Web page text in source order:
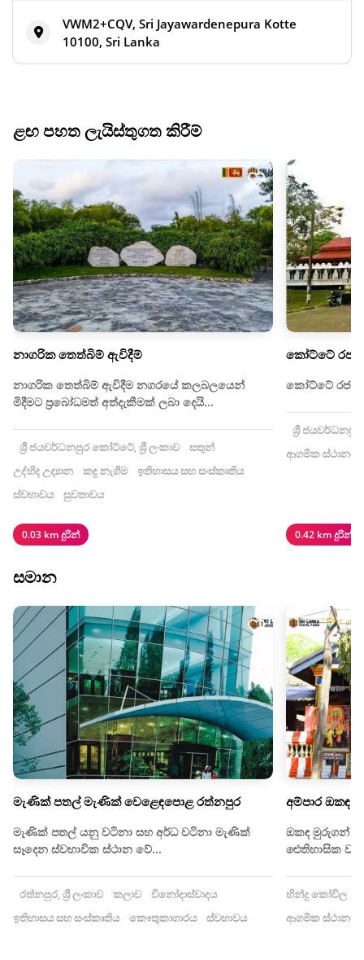
VWM2+CQV, Sri Jayawardenepura Kotte
10100, Sri Lanka
ළඟ පහත ලැයිස්තුගත කිරීම්
නාගරික තෙත්බිම් ඇවිදීම්
නාගරික තෙත්බිම් ඇවිදීම නගරයේ කලබලයෙන්
මිදීමට ප්‍රබෝධමත් අත්දැකීමක් ලබා දෙයි...
ශ්‍රී ජයවර්ධනපුර කෝට්ටේ, ශ්‍රී ලංකාව
සතුන්
උද්භිද උද්‍යාන
කඳු නැගීම
ඉතිහාසය සහ සංස්කෘතිය
ස්වභාවය
සුවතාවය
0.03 km දුරින්
කෝට්ටේ
කෝට්ටේ
ශ්‍රී
ආගමික ස්ථානය
0.42 km දුරින්
සමාන
මැණික් පතල් මැණික් වෙළෙඳපොළ රත්නපුර
මැණික් පතල් යනු වටිනා සහ අර්ධ වටිනා මැණික්
සෑදෙන ස්වභාවික ස්ථාන වේ...
රත්නපුර, ශ්‍රී ලංකාව කලාව
විනෝදාස්වාදය
ඉතිහාසය සහ සංස්කෘතිය
කෞතුකාගාරය ස්වභාවය
අම්පාර ඔකඳ
ඔකඳ මුරුගන්
ඓතිහාසික
හින්දු කෝවිල
ආගමික ස්ථානය